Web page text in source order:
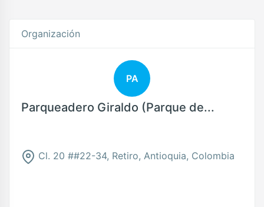
Organización
PA
Parqueadero Giraldo (Parque de...
Cl. 20 ##22-34, Retiro, Antioquia, Colombia